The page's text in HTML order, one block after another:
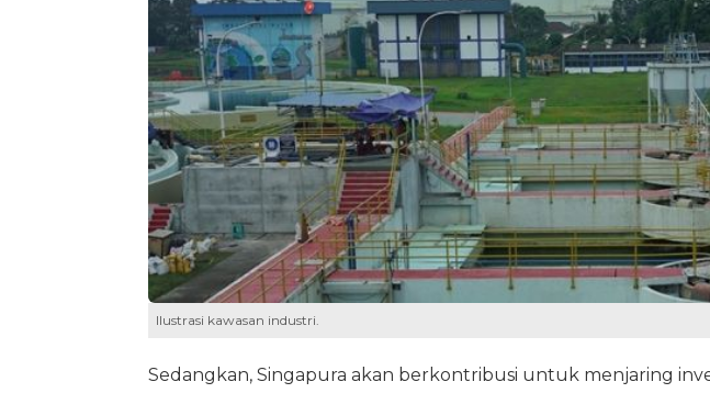
Ilustrasi kawasan industri.
Sedangkan, Singapura akan berkontribusi untuk menjaring